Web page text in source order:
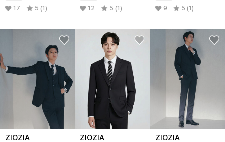
17 5 (1) 12 5 (1) 9 5 (1)
ZIOZIA ZIOZIA ZIOZIA